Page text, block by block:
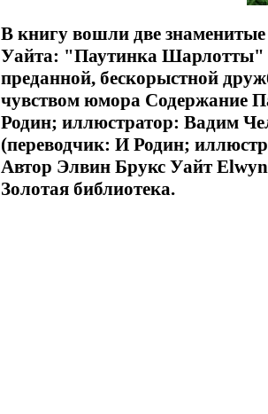
В книгу вошли две
Уайта: "Паутинка Шарлотты"
преданной, бескорыстной
чувством юмора Содержание
Родин; иллюстратор: Вадим
(переводчик: И Родин;
Автор Элвин Брукс Уайт
Золотая библиотека.